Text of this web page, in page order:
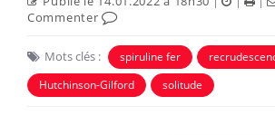
Commenter
Mots clés : spiruline fer
Hutchinson-Gilford
solitude